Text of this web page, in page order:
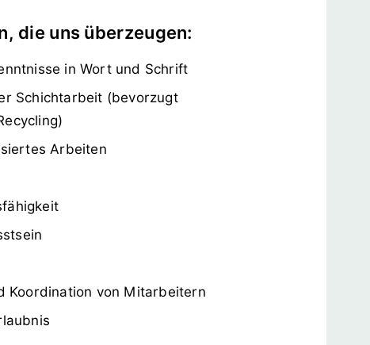
die uns überzeugen:
in Wort und Schrift
Schichtarbeit (bevorzugt
Arbeiten
Koordination von Mitarbeitern